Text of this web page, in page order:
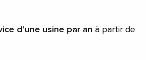
d’une usine par an à partir de